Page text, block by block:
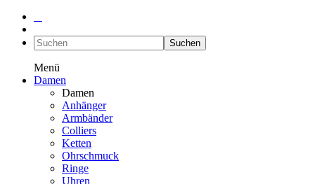
Suchen
Menü
Damen
Damen
Anhänger
Armbänder
Colliers
Ketten
Ohrschmuck
Ringe
Uhren